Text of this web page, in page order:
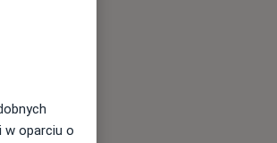
w oparciu o